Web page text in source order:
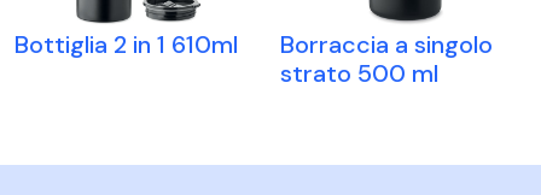
Bottiglia 2 in 1 610ml
Borraccia a singolo
strato 500 ml